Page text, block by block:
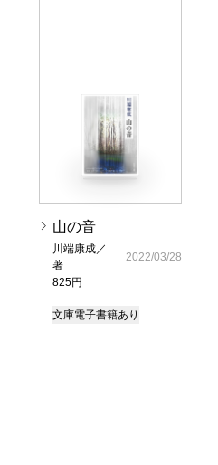
山の音
川端康成／
著
825円
2022/03/28
文庫電子書籍あり